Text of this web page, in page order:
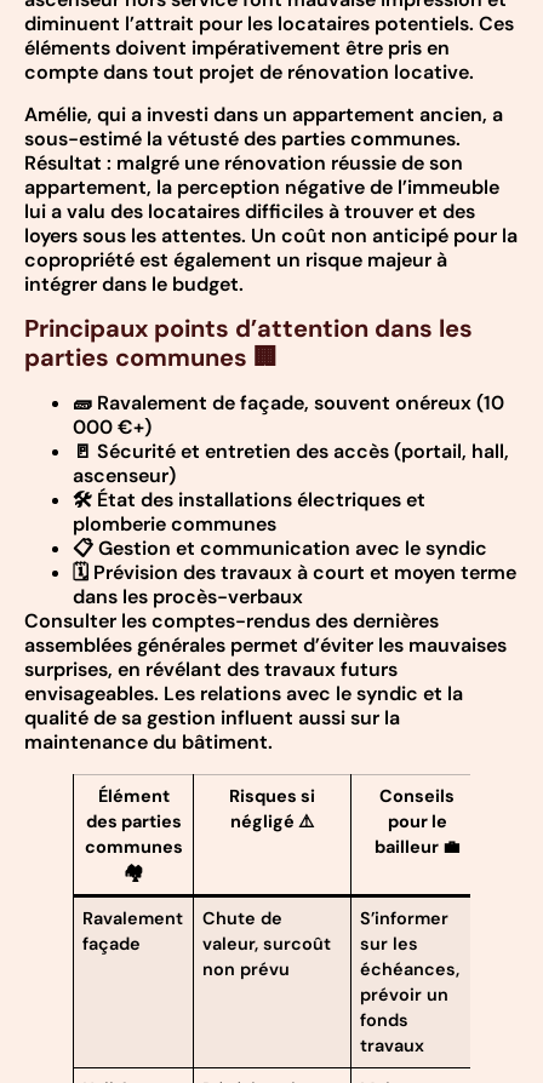
diminuent l’attrait pour les locataires potentiels. Ces
éléments doivent impérativement être pris en
compte dans tout projet de rénovation locative.
Amélie, qui a investi dans un appartement ancien, a
sous-estimé la vétusté des parties communes.
Résultat : malgré une rénovation réussie de son
appartement, la perception négative de l’immeuble
lui a valu des locataires difficiles à trouver et des
loyers sous les attentes. Un coût non anticipé pour la
copropriété est également un risque majeur à
intégrer dans le budget.
Principaux points d’attention dans les
parties communes 🏢
🧱 Ravalement de façade, souvent onéreux (10
000 €+)
🚪 Sécurité et entretien des accès (portail, hall,
ascenseur)
🛠️ État des installations électriques et
plomberie communes
📋 Gestion et communication avec le syndic
🗓️ Prévision des travaux à court et moyen terme
dans les procès-verbaux
Consulter les comptes-rendus des dernières
assemblées générales permet d’éviter les mauvaises
surprises, en révélant des travaux futurs
envisageables. Les relations avec le syndic et la
qualité de sa gestion influent aussi sur la
maintenance du bâtiment.
Élément
des parties
communes
🏘️
Risques si
négligé ⚠️
Conseils
pour le
bailleur 💼
Ravalement
façade
Chute de
valeur, surcoût
non prévu
S’informer
sur les
échéances,
prévoir un
fonds
travaux